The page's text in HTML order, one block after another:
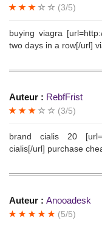
(3/5)
buying viagra
two days in a row[/url]
Auteur : RebfFrist
(3/5)
brand cialis 20
cialis[/url] purchase
Auteur : Anooadesk
(5/5)